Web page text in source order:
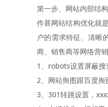
第一步、网站内部结
作甚网站结构优化就
户的需求特征、清晰
商、销售商等网络营
1、robots设置屏蔽搜
2、网站舆图跟百度舆
3、301转跳设置，